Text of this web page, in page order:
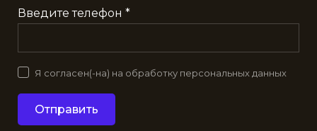
Введите телефон *
Отправить
Я согласен(-на) на обработку персональных данных